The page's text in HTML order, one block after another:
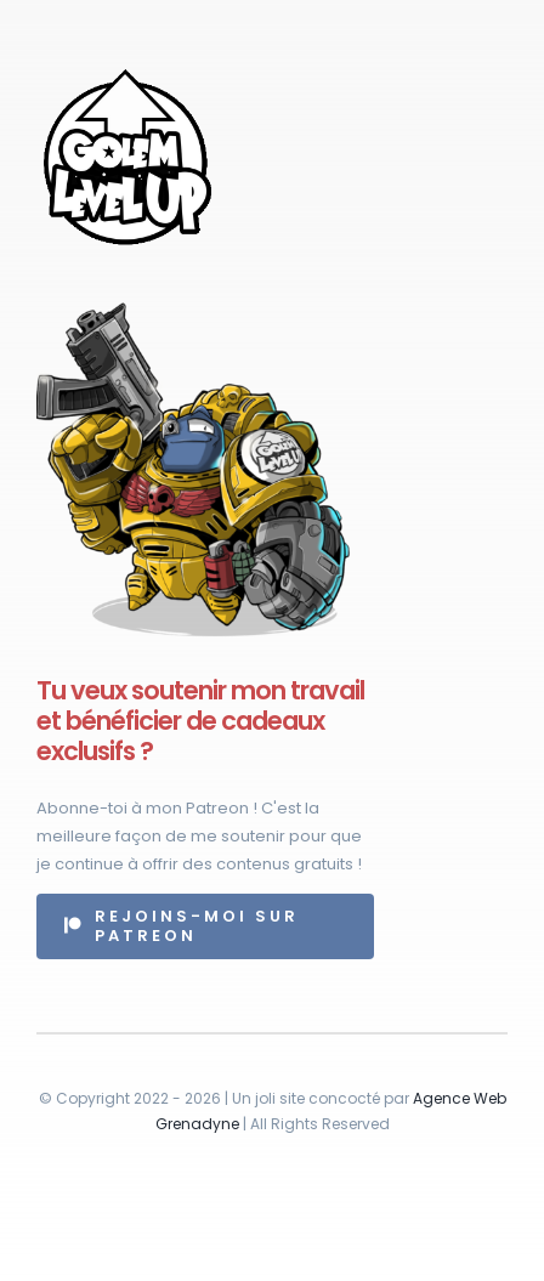
Tu veux soutenir mon travail
et bénéficier de cadeaux
exclusifs ?
Abonne-toi à mon Patreon ! C'est la
meilleure façon de me soutenir pour que
je continue à offrir des contenus gratuits !
REJOINS-MOI SUR
PATREON
© Copyright 2022 - 2026 | Un joli site concocté parAgence Web
Grenadyne| All Rights Reserved